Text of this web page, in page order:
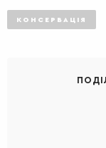
КОНСЕРВАЦІЯ